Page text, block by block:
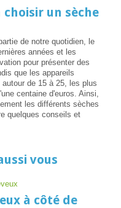
un sèche
de notre quotidien, le
années et les
pour présenter des
que les appareils
de 15 à 25, les plus
centaine d'euros. Ainsi,
les différents sèches
quelques conseils et
vous
à côté de